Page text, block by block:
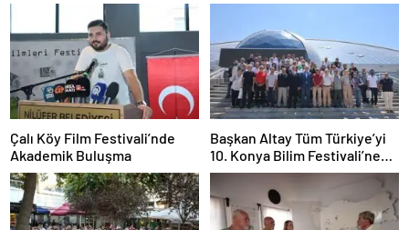
Çalı Köy Film Festivali’nde
Akademik Buluşma
Başkan Altay Tüm Türkiye’yi
10. Konya Bilim Festivali’ne
Davet Etti